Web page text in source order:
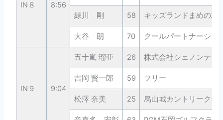
IN８ 8:56
緑川 剛 58 キッズランドまめの木
大谷 朗 70 クールパートナーシッ
IN９ 9:04
五十嵐 瑠亜 26 株式会社シェノンテッ
吉岡 賢一郎 59 フリー
松澤 奈美 25 烏山城カントリークラ